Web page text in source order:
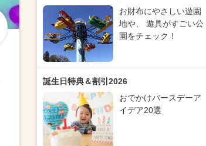
お財布にやさしい遊園
地や、 遊具がすごい公
園をチェック！
誕生日特典＆割引2026
おでかけバースデーア
イデア20選